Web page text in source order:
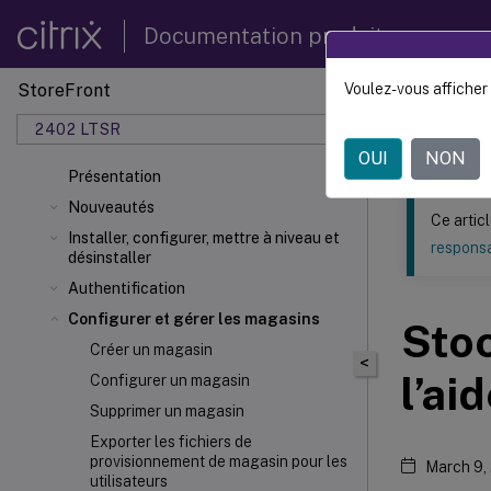
Documentation produit
StoreFront
2402 LTSR
Présentation
Nouveautés
Installer, configurer, mettre à niveau et
désinstaller
Authentification
Configurer et gérer les magasins
Créer un magasin
Configurer un magasin
Supprimer un magasin
Exporter les fichiers de
provisionnement de magasin pour les
utilisateurs
Ce contenu a
<
Ce
March
Voulez-vous
OUI NON